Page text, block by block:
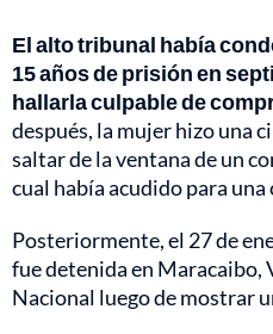
El alto tribunal había
15 años de prisión en
hallarla culpable de
después, la mujer hizo una
saltar de la ventana de un
cual había acudido para
Posteriormente, el 27 de
fue detenida en Maracaibo,
Nacional luego de mostrar